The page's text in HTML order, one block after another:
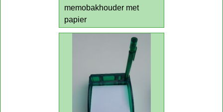
Nu slechts
€1.75
memobakhouder met